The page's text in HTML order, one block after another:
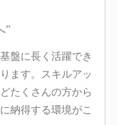
”
盤に長く活躍でき
ます。スキルアッ
たくさんの方から
納得する環境がこ